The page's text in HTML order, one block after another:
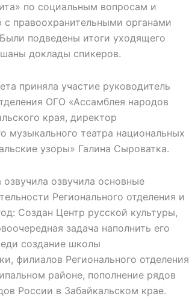
по социальным вопросам и
правоохранительными органами
подведены итоги уходящего
доклады спикеров.
приняла участие руководитель
ОГО «Ассамблея народов
края, директор
музыкального театра национальных
узоры» Галина Сыроватка.
озвучила озвучила основные
Регионального отделения и
Создан Центр русской культуры,
задача наполнить его
создание школы
филиалов Регионального отделения
районе, пополнение рядов
России в Забайкальском крае.